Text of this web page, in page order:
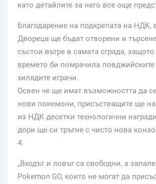
като детайлите за него все още
Благодарение на подкрепата на НДК,
Двореца ще бъдат отворени и
състои вътре в самата сграда,
времето би помрачила ловджийските
хилядите играчи.
Освен че ще имат възможността да
нови покемони, присъстващите ще
из НДК десетки технологични
дори ще си тръгне с чисто нова
4.
„Входът и ловът са свободни, а
Pokemon GO, които не могат да